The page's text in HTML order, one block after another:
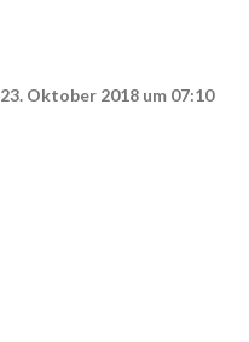
23. Oktober 2018 um 07:10